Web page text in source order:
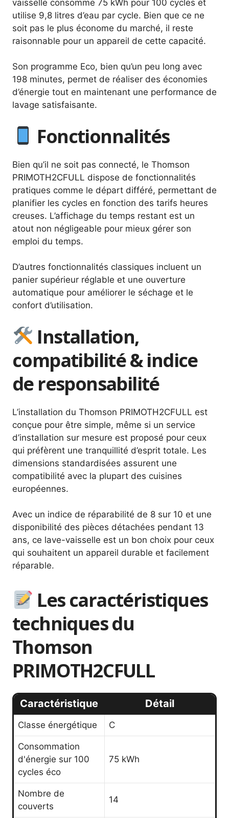
vaisselle consomme 75 kWh pour 100 cycles et
utilise 9,8 litres d’eau par cycle. Bien que ce ne
soit pas le plus économe du marché, il reste
raisonnable pour un appareil de cette capacité.
Son programme Eco, bien qu’un peu long avec
198 minutes, permet de réaliser des économies
d’énergie tout en maintenant une performance de
lavage satisfaisante.
Fonctionnalités
Bien qu’il ne soit pas connecté, le Thomson
PRIMOTH2CFULL dispose de fonctionnalités
pratiques comme le départ différé, permettant de
planifier les cycles en fonction des tarifs heures
creuses. L’affichage du temps restant est un
atout non négligeable pour mieux gérer son
emploi du temps.
D’autres fonctionnalités classiques incluent un
panier supérieur réglable et une ouverture
automatique pour améliorer le séchage et le
confort d’utilisation.
Installation,
compatibilité & indice
de responsabilité
L’installation du Thomson PRIMOTH2CFULL est
conçue pour être simple, même si un service
d’installation sur mesure est proposé pour ceux
qui préfèrent une tranquillité d’esprit totale. Les
dimensions standardisées assurent une
compatibilité avec la plupart des cuisines
européennes.
Avec un indice de réparabilité de 8 sur 10 et une
disponibilité des pièces détachées pendant 13
ans, ce lave-vaisselle est un bon choix pour ceux
qui souhaitent un appareil durable et facilement
réparable.
Les caractéristiques
techniques du
Thomson
PRIMOTH2CFULL
Caractéristique Détail
Classe énergétique C
Consommation
d'énergie sur 100
cycles éco
75 kWh
Nombre de
couverts
14